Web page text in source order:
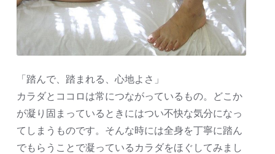
「踏んで、踏まれる、心地よさ」
カラダとココロは常につながっているもの。どこか
が凝り固まっているときにはつい不快な気分になっ
てしまうものです。そんな時には全身を丁寧に踏ん
でもらうことで凝っているカラダをほぐしてみまし